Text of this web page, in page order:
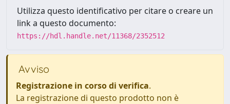
Utilizza questo identificativo per citare o creare un
link a questo documento:
https://hdl.handle.net/11368/2352512
Avviso
Registrazione in corso di verifica.
La registrazione di questo prodotto non è